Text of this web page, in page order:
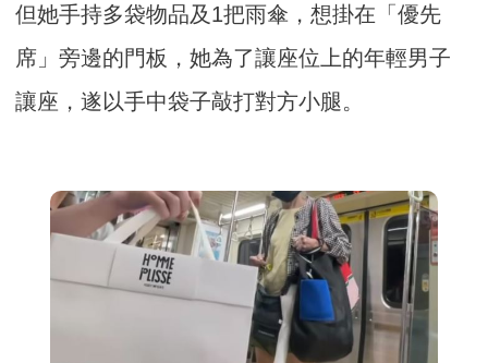
但她手持多袋物品及1把雨傘，想掛在「優先
席」旁邊的門板，她為了讓座位上的年輕男子
讓座，遂以手中袋子敲打對方小腿。